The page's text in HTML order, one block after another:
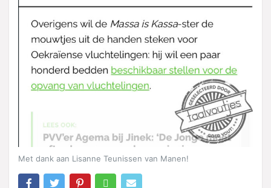
Met dank aan Lisanne Teunissen van Manen!